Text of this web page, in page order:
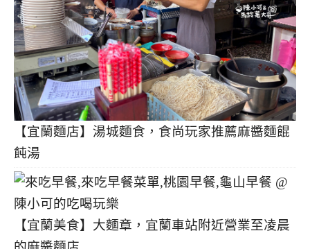
【宜蘭麵店】湯城麵食，食尚玩家推薦麻醬麵餛
飩湯
【宜蘭美食】大麵章，宜蘭車站附近營業至凌晨